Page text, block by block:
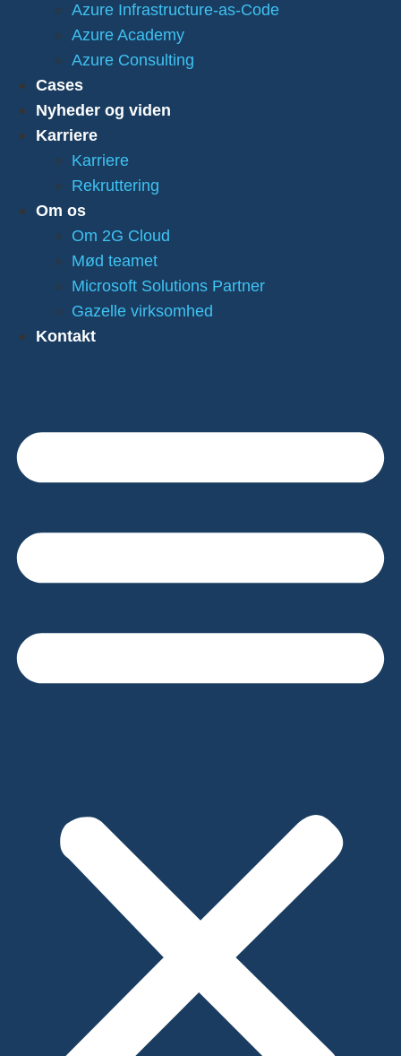
Azure Infrastructure-as-Code
Azure Academy
Azure Consulting
Cases
Nyheder og viden
Karriere
Karriere
Rekruttering
Om os
Om 2G Cloud
Mød teamet
Microsoft Solutions Partner
Gazelle virksomhed
Kontakt